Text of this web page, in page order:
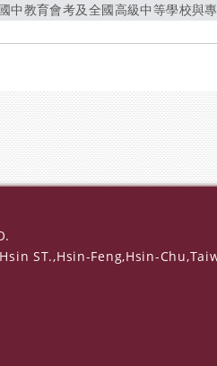
中教育會考及全國高級中等學校與
ST.,Hsin-Feng,Hsin-